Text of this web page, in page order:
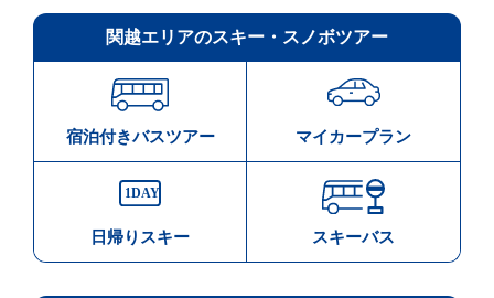
関越エリアのスキー・スノボツアー
宿泊付きバスツアー マイカープラン
日帰りスキー スキーバス